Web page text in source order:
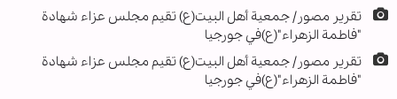
تقرير مصور/ جمعية أهل البيت(ع) تقيم مجلس عزاء شهادة
"فاطمة الزهراء"(ع)في جورجيا
تقرير مصور/ جمعية أهل البيت(ع) تقيم مجلس عزاء شهادة
"فاطمة الزهراء"(ع)في جورجيا